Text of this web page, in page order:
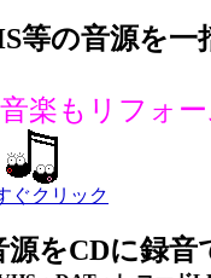
の音源を一
楽もリフォ
ぐクリック
をCDに録音